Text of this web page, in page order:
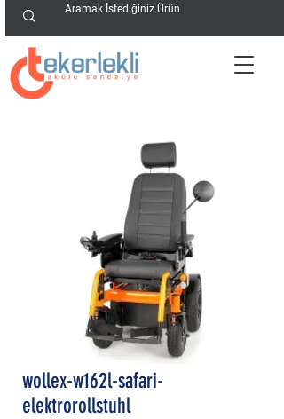
wollex-w162l-safari-
elektrorollstuhl